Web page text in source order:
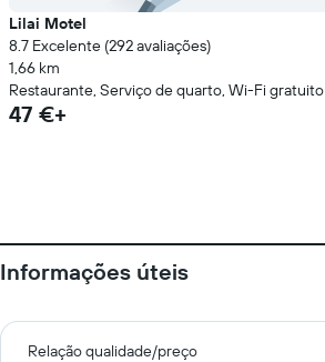
Lilai Motel
8.7 Excelente (292 avaliações)
1,66 km
Restaurante, Serviço de quarto, Wi-Fi gratuito
47 €+
Informações úteis
Relação qualidade/preço